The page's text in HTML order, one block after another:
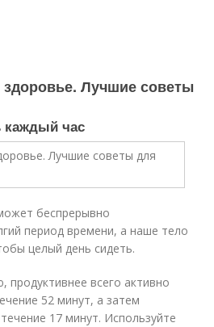
Лучшие советы
каждый час
беспрерывно
период времени, а наше тело
целый день сидеть.
продуктивнее всего активно
52 минут, а затем
17 минут. Используйте